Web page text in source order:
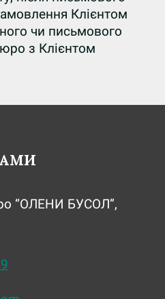
Клієнтом
чи письмового
з Клієнтом
“ОЛЕНИ БУСОЛ”,